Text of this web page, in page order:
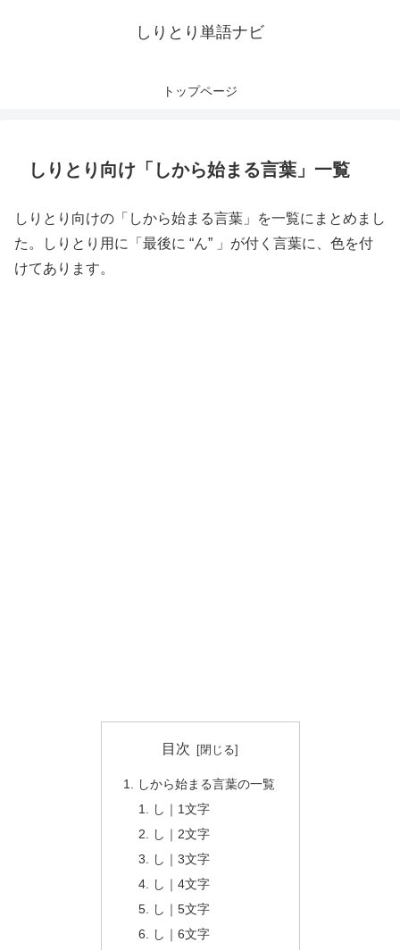
しりとり単語ナビ
トップページ
しりとり向け「しから始まる言葉」一覧
しりとり向けの「しから始まる言葉」を一覧にまとめまし
た。しりとり用に「最後に “ん” 」が付く言葉に、色を付
けてあります。
目次
しから始まる言葉の一覧
し｜1文字
し｜2文字
し｜3文字
し｜4文字
し｜5文字
し｜6文字